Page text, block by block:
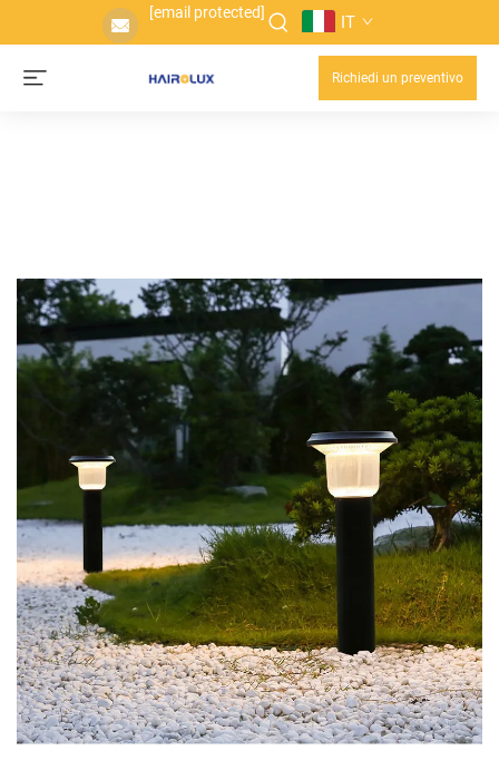
[email protected] IT
Richiedi un preventivo